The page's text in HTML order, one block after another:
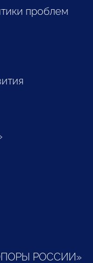
проблем
РОССИИ»